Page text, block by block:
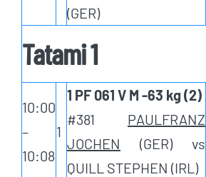
(GER)
Tatami 1
10:00
–
10:08
1
1 PF 061 V M -63 kg (2)
#381 PAULFRANZ
JOCHEN (GER) vs
QUILL STEPHEN (IRL)